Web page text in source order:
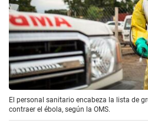
El personal sanitario encabeza la lista de
contraer el ébola, según la OMS.